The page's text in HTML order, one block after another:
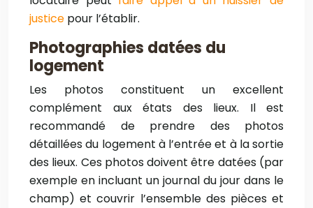
justice pour l’établir.
Photographies datées du
logement
Les photos constituent un excellent
complément aux états des lieux. Il est
recommandé de prendre des photos
détaillées du logement à l’entrée et à la sortie
des lieux. Ces photos doivent être datées (par
exemple en incluant un journal du jour dans le
champ) et couvrir l’ensemble des pièces et